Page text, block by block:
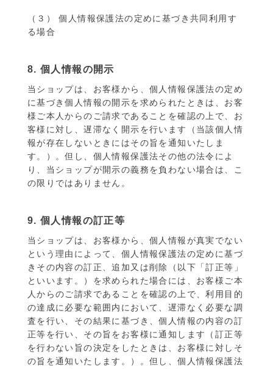
（３） 個人情報保護法の定めに基づき共同利用す
る場合
8. 個人情報の開示
当ショップは、お客様から、個人情報保護法の定め
に基づき個人情報の開示を求められたときは、お客
様ご本人からのご請求であることを確認の上で、お
客様に対し、遅滞なく開示を行います（当該個人情
報が存在しないときにはその旨を通知いたしま
す。）。但し、個人情報保護法その他の法令によ
り、当ショップが開示の義務を負わない場合は、こ
の限りではありません。
9. 個人情報の訂正等
当ショップは、お客様から、個人情報が真実でない
という理由によって、個人情報保護法の定めに基づ
きその内容の訂正、追加又は削除（以下「訂正等」
といいます。）を求められた場合には、お客様ご本
人からのご請求であることを確認の上で、利用目的
の達成に必要な範囲内において、遅滞なく必要な調
査を行い、その結果に基づき、個人情報の内容の訂
正等を行い、その旨をお客様に通知します（訂正等
を行わない旨の決定をしたときは、お客様に対しそ
の旨を通知いたします。）。但し、個人情報保護法